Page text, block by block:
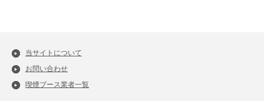
当サイトについて
お問い合わせ
喫煙ブース業者一覧